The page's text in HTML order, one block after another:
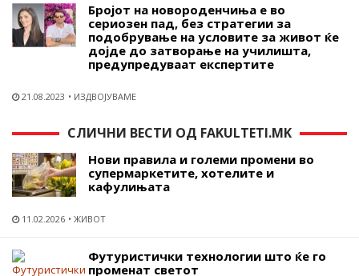
Бројот на новороденчиња е во
сериозен пад, без стратегии за
подобрување на условите за живот ќе
дојде до затворање на училишта,
предупредуваат експертите
21.08.2023 ИЗДВОЈУВАМЕ
СЛИЧНИ ВЕСТИ ОД FAKULTETI.MK
Нови правила и големи промени во
супермаркетите, хотелите и
кафулињата
11.02.2026 ЖИВОТ
Футуристички технологии што ќе го
променат светот